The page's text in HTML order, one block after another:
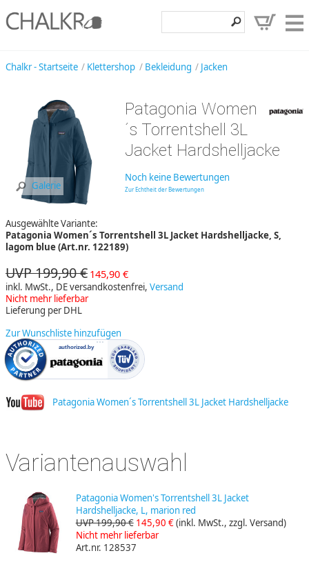
Entdecken
Angebote
Hilfe, Kontakt
Chalkr - Startseite Klettershop Bekleidung Jacken
Galerie
Patagonia Women
´s Torrentshell 3L
Jacket Hardshelljacke
Noch keine Bewertungen
Zur Echtheit der Bewertungen
Ausgewählte Variante:
Patagonia Women´s Torrentshell 3L Jacket Hardshelljacke, S,
lagom blue (Art.nr. 122189)
UVP 199,90 € 145,90 €
inkl. MwSt., DE versandkostenfrei, Versand
Nicht mehr lieferbar
Lieferung per DHL
Zur Wunschliste hinzufügen
Patagonia Women´s Torrentshell 3L Jacket Hardshelljacke
Variantenauswahl
Patagonia Women's Torrentshell 3L Jacket
Hardshelljacke, L, marion red
UVP 199,90 € 145,90 €(inkl. MwSt., zzgl. Versand)
Nicht mehr lieferbar
Art.nr. 128537